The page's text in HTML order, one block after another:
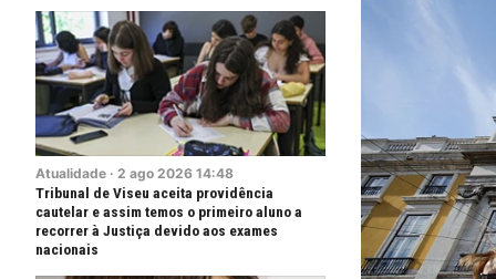
Atualidade · 2 ago 2026 14:48
Tribunal de Viseu aceita providência
cautelar e assim temos o primeiro aluno a
recorrer à Justiça devido aos exames
nacionais